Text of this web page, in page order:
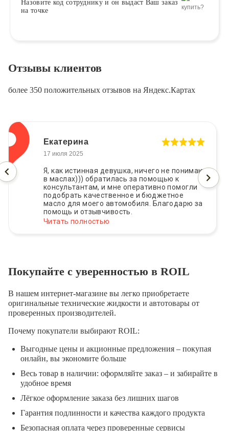
Назовите код сотруднику и он выдаст Ваш заказ
на точке
Отзывы клиентов
более 350 положительных отзывов на Яндекс.Картах
Екатерина
17 июля 2025
Я, как истинная девушка, ничего не понимаю
в маслах))) обратилась за помощью к
консультантам, и мне оперативно помогли
подобрать качественное и бюджетное
масло для моего автомобиля. Благодарю за
помощь и отзывчивость.
Читать полностью
Покупайте с уверенностью в ROIL
В нашем интернет-магазине вы легко приобретаете
оригинальные технические жидкости и автотовары от
проверенных производителей.
Почему покупатели выбирают ROIL:
Выгодные цены и акционные предложения – покупая
онлайн, вы экономите больше
Весь товар в наличии: оформляйте заказ – и забирайте в
удобное время
Лёгкое оформление заказа без лишних шагов
Гарантия подлинности и качества каждого продукта
Безопасная оплата через проверенные сервисы